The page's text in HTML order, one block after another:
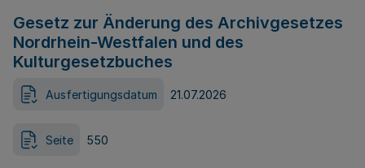
Gesetz zur Änderung des Archivgesetzes
Nordrhein-Westfalen und des
Kulturgesetzbuches
Ausfertigungsdatum 21.07.2026
Seite 550